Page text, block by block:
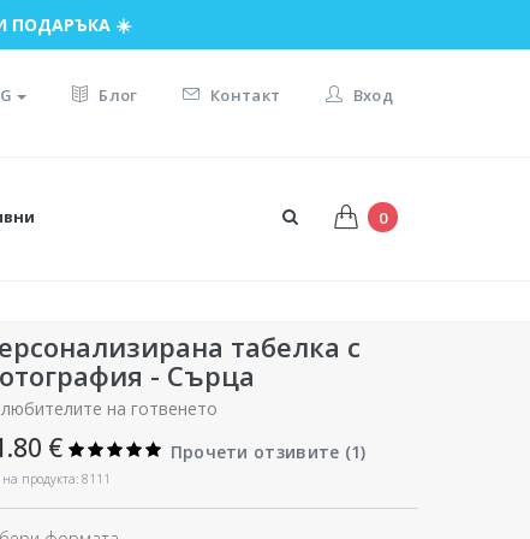
ПОДАРЪКА ☀️
Блог Контакт Вход
0
табелка с
- Сърца
на готвенето
€ Прочети отзивите (1)
на продукта: 8111